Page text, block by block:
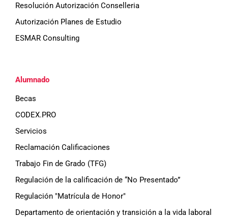
Resolución Autorización Conselleria
Autorización Planes de Estudio
ESMAR Consulting
Alumnado
Becas
CODEX.PRO
Servicios
Reclamación Calificaciones
Trabajo Fin de Grado (TFG)
Regulación de la calificación de “No Presentado”
Regulación "Matrícula de Honor"
Departamento de orientación y transición a la vida laboral